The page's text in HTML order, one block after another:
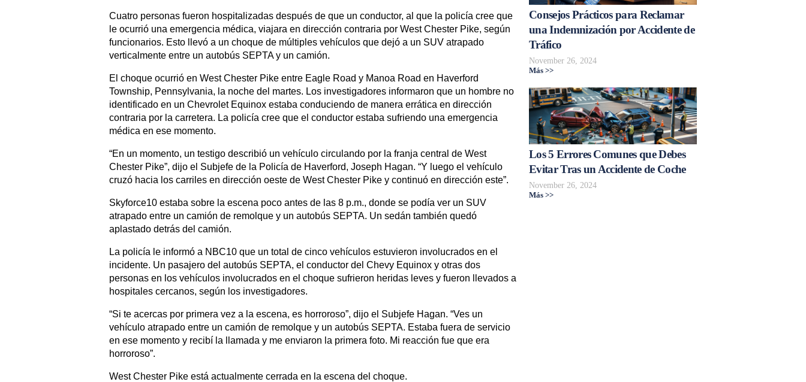
Cuatro personas fueron hospitalizadas después de que un conductor, al que la policía cree que
le ocurrió una emergencia médica, viajara en dirección contraria por West Chester Pike, según
funcionarios. Esto llevó a un choque de múltiples vehículos que dejó a un SUV atrapado
verticalmente entre un autobús SEPTA y un camión.
El choque ocurrió en West Chester Pike entre Eagle Road y Manoa Road en Haverford
Township, Pennsylvania, la noche del martes. Los investigadores informaron que un hombre no
identificado en un Chevrolet Equinox estaba conduciendo de manera errática en dirección
contraria por la carretera. La policía cree que el conductor estaba sufriendo una emergencia
médica en ese momento.
“En un momento, un testigo describió un vehículo circulando por la franja central de West
Chester Pike”, dijo el Subjefe de la Policía de Haverford, Joseph Hagan. “Y luego el vehículo
cruzó hacia los carriles en dirección oeste de West Chester Pike y continuó en dirección este”.
Skyforce10 estaba sobre la escena poco antes de las 8 p.m., donde se podía ver un SUV
atrapado entre un camión de remolque y un autobús SEPTA. Un sedán también quedó
aplastado detrás del camión.
La policía le informó a NBC10 que un total de cinco vehículos estuvieron involucrados en el
incidente. Un pasajero del autobús SEPTA, el conductor del Chevy Equinox y otras dos
personas en los vehículos involucrados en el choque sufrieron heridas leves y fueron llevados a
hospitales cercanos, según los investigadores.
“Si te acercas por primera vez a la escena, es horroroso”, dijo el Subjefe Hagan. “Ves un
vehículo atrapado entre un camión de remolque y un autobús SEPTA. Estaba fuera de servicio
en ese momento y recibí la llamada y me enviaron la primera foto. Mi reacción fue que era
horroroso”.
West Chester Pike está actualmente cerrada en la escena del choque.
Consejos Prácticos para Reclamar
una Indemnización por Accidente de
Tráfico
November 26, 2024
Más >>
Los 5 Errores Comunes que Debes
Evitar Tras un Accidente de Coche
November 26, 2024
Más >>